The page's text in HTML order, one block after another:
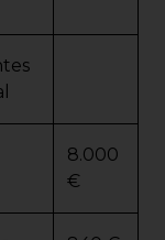
8.000
€